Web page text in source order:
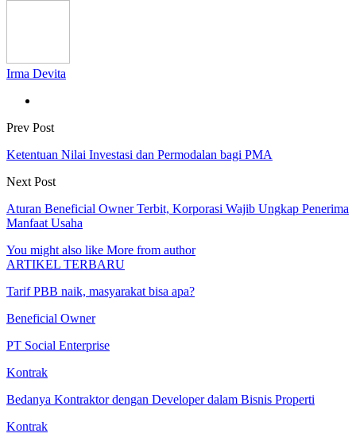
Irma Devita
Prev Post
Ketentuan Nilai Investasi dan Permodalan bagi PMA
Next Post
Aturan Beneficial Owner Terbit, Korporasi Wajib Ungkap Penerima
Manfaat Usaha
You might also like More from author
ARTIKEL TERBARU
Tarif PBB naik, masyarakat bisa apa?
Beneficial Owner
PT Social Enterprise
Kontrak
Bedanya Kontraktor dengan Developer dalam Bisnis Properti
Kontrak